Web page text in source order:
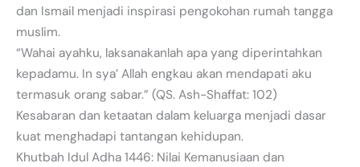
dan Ismail menjadi inspirasi pengokohan rumah tangga
muslim.
“Wahai ayahku, laksanakanlah apa yang diperintahkan
kepadamu. In sya’ Allah engkau akan mendapati aku
termasuk orang sabar.” (QS. Ash-Shaffat: 102)
Kesabaran dan ketaatan dalam keluarga menjadi dasar
kuat menghadapi tantangan kehidupan.
Khutbah Idul Adha 1446: Nilai Kemanusiaan dan